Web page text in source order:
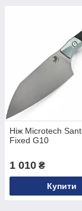
Ніж Microtech
Fixed G10
1 010 ₴
Купити